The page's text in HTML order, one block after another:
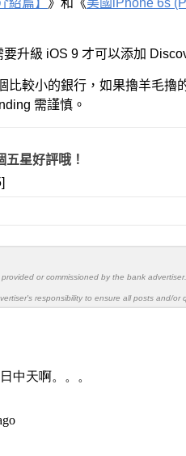
紹篇】 》和《美國iPhone 6s
升級 iOS 9 才可以添加
比較小的銀行，如果擼羊毛
需謹慎。
星好評哦！
or commissioned by the bank
responsibility to ensure all posts and/or